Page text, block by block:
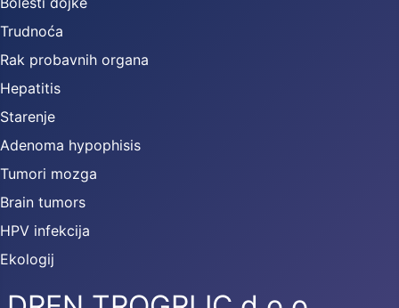
Trudnoća
Rak probavnih organa
Hepatitis
Starenje
Adenoma hypophisis
Tumori mozga
Brain tumors
HPV infekcija
Ekologij